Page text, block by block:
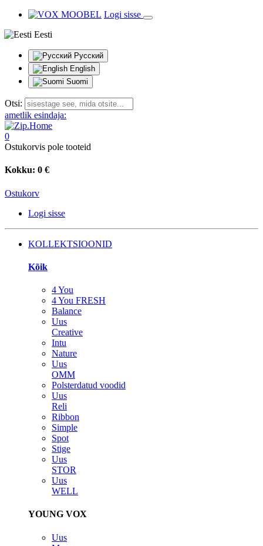
Logi sisse
Eesti
Русский
English
Suomi
Otsi:
ametlik esindaja:
0
Ostukorvis pole tooteid
Kokku: 0 €
Ostukorv
Logi sisse
KOLLEKTSIOONID
Kõik
4 You
4 You FRESH
Balance
Uus
Creative
Intu
Nature
Uus
OMM
Polsterdatud voodid
Uus
Reli
Ribbon
Simple
Spot
Stige
Uus
STOR
Uus
WELL
YOUNG VOX
Uus